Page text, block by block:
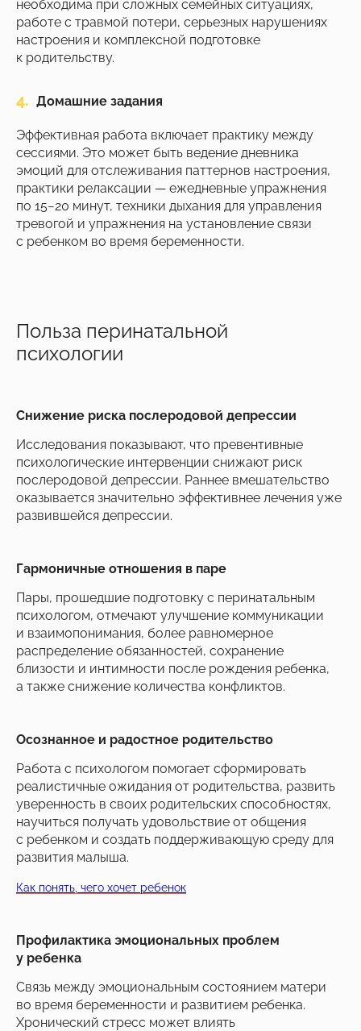
необходима при сложных семейных ситуациях,
работе с травмой потери, серьезных нарушениях
настроения и комплексной подготовке
к родительству.
Домашние задания
4.
Эффективная работа включает практику между
сессиями. Это может быть ведение дневника
эмоций для отслеживания паттернов настроения,
практики релаксации — ежедневные упражнения
по 15−20 минут, техники дыхания для управления
тревогой и упражнения на установление связи
с ребенком во время беременности.
Польза перинатальной
психологии
Снижение риска послеродовой депрессии
Исследования показывают, что превентивные
психологические интервенции снижают риск
послеродовой депрессии. Раннее вмешательство
оказывается значительно эффективнее лечения уже
развившейся депрессии.
Гармоничные отношения в паре
Пары, прошедшие подготовку с перинатальным
психологом, отмечают улучшение коммуникации
и взаимопонимания, более равномерное
распределение обязанностей, сохранение
близости и интимности после рождения ребенка,
а также снижение количества конфликтов.
Осознанное и радостное родительство
Работа с психологом помогает сформировать
реалистичные ожидания от родительства, развить
уверенность в своих родительских способностях,
научиться получать удовольствие от общения
с ребенком и создать поддерживающую среду для
развития малыша.
Как понять, чего хочет ребенок
Профилактика эмоциональных проблем
у ребенка
Связь между эмоциональным состоянием матери
во время беременности и развитием ребенка.
Хронический стресс может влиять